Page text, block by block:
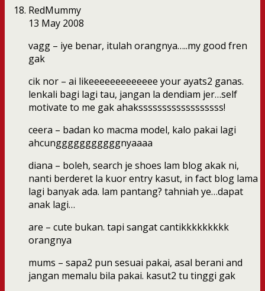
RedMummy
13 May 2008
vagg – iye benar, itulah orangnya…..my good fren
gak
cik nor – ai likeeeeeeeeeeeee your ayats2 ganas.
lenkali bagi lagi tau, jangan la dendiam jer…self
motivate to me gak ahakssssssssssssssssss!
ceera – badan ko macma model, kalo pakai lagi
ahcungggggggggggnyaaaa
diana – boleh, search je shoes lam blog akak ni,
nanti berderet la kuor entry kasut, in fact blog lama
lagi banyak ada. lam pantang? tahniah ye…dapat
anak lagi…
are – cute bukan. tapi sangat cantikkkkkkkkk
orangnya
mums – sapa2 pun sesuai pakai, asal berani and
jangan memalu bila pakai. kasut2 tu tinggi gak